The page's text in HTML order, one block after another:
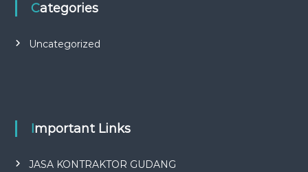
Categories
Uncategorized
Important Links
JASA KONTRAKTOR GUDANG